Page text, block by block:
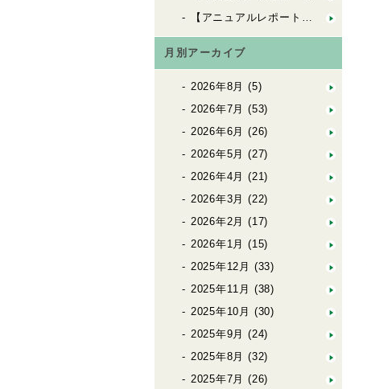
【アニュアルレポート2025】古民家再生を通して考える森林文化の学び
月別アーカイブ
2026年8月 (5)
2026年7月 (53)
2026年6月 (26)
2026年5月 (27)
2026年4月 (21)
2026年3月 (22)
2026年2月 (17)
2026年1月 (15)
2025年12月 (33)
2025年11月 (38)
2025年10月 (30)
2025年9月 (24)
2025年8月 (32)
2025年7月 (26)